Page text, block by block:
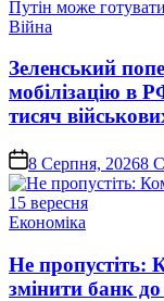
Опублікувати
Війна
Зеленський
мобілізацію в
тисяч
on8 Серпня, 20268
Опублікувати
Економіка
Не пропустіть:
змінити банк